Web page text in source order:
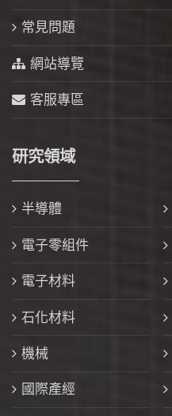
常見問題
網站導覽
客服專區
研究領域
半導體
電子零組件
電子材料
石化材料
機械
國際產經